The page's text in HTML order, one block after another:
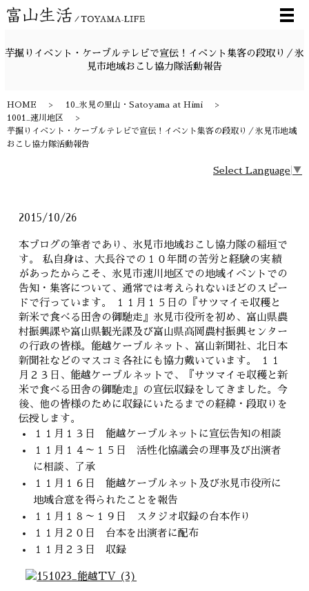
メ
芋掘りイベント・ケーブルテレビで宣伝！イベント集客の段取り／氷
見市地域おこし協力隊活動報告
HOME
10_氷見の里山・Satoyama at Himi
1001_速川地区
芋掘りイベント・ケーブルテレビで宣伝！イベント集客の段取り／氷見市地域
おこし協力隊活動報告
Select Language ▼
2015/10/26
本ブログの筆者であり、氷見市地域おこし協力隊の稲垣で
す。 私自身は、大長谷での１０年間の苦労と経験の実績
があったからこそ、氷見市速川地区での地域イベントでの
告知・集客について、通常では考えられないほどのスピー
ドで行っています。 １１月１５日の『サツマイモ収穫と
新米で食べる田舎の御馳走』氷見市役所を初め、富山県農
村振興課や富山県観光課及び富山県高岡農村振興センター
の行政の皆様。能越ケーブルネット、富山新聞社、北日本
新聞社などのマスコミ各社にも協力戴いています。 １１
月２３日、能越ケーブルネットで、『サツマイモ収穫と新
米で食べる田舎の御馳走』の宣伝収録をしてきました。今
後、他の皆様のために収録にいたるまでの経緯・段取りを
伝授します。
１１月１３日 能越ケーブルネットに宣伝告知の相談
１１月１４～１５日 活性化協議会の理事及び出演者
に相談、了承
１１月１６日 能越ケーブルネット及び氷見市役所に
地域合意を得られたことを報告
１１月１８～１９日 スタジオ収録の台本作り
１１月２０日 台本を出演者に配布
１１月２３日 収録